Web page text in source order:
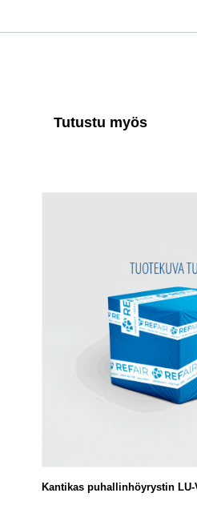
Tutustu myös
Kantikas puhallinhöyrystin LU-